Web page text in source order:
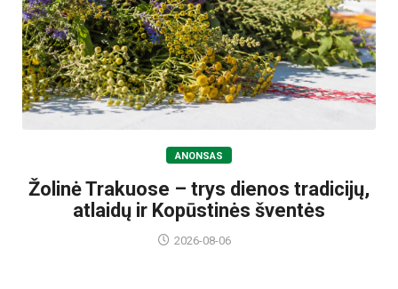
ANONSAS
Žolinė Trakuose – trys dienos tradicijų,
atlaidų ir Kopūstinės šventės
2026-08-06